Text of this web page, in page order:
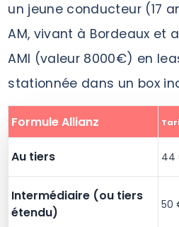
un jeune conducteur (17
AM, vivant à Bordeaux et
AMI (valeur 8000€) en
stationnée dans un box
Formule Allianz
Au tiers 44
Intermédiaire (ou tiers
étendu)
50